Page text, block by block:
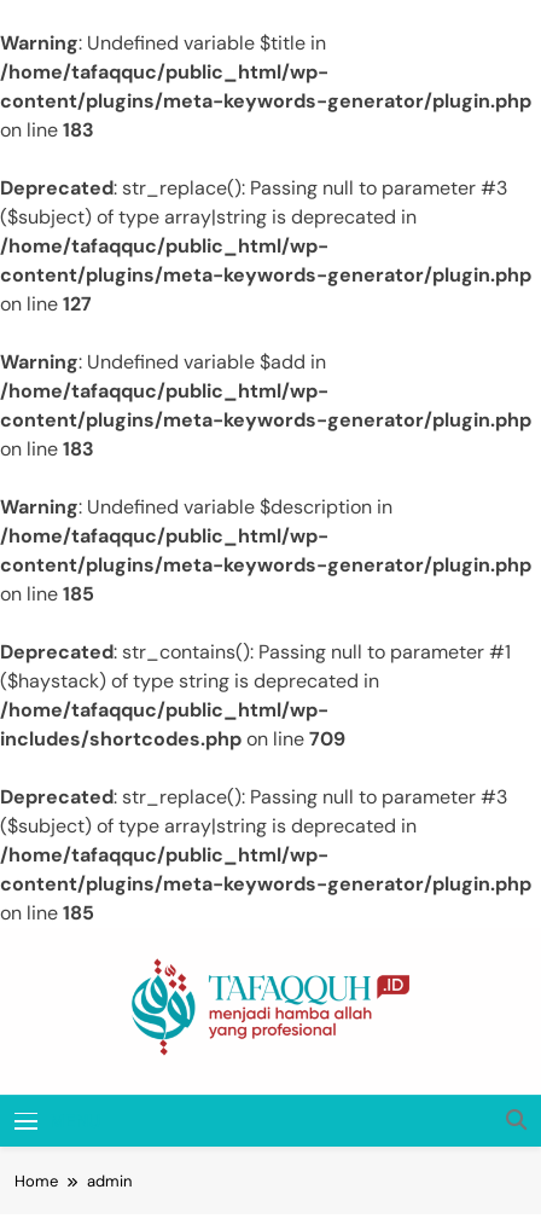
Warning: Undefined variable $title in
/home/tafaqquc/public_html/wp-
content/plugins/meta-keywords-generator/plugin.php
on line183
Deprecated: str_replace(): Passing null to parameter #3
($subject) of type array|string is deprecated in
/home/tafaqquc/public_html/wp-
content/plugins/meta-keywords-generator/plugin.php
on line127
Warning: Undefined variable $add in
/home/tafaqquc/public_html/wp-
content/plugins/meta-keywords-generator/plugin.php
on line183
Warning: Undefined variable $description in
/home/tafaqquc/public_html/wp-
content/plugins/meta-keywords-generator/plugin.php
on line185
Deprecated: str_contains(): Passing null to parameter #1
($haystack) of type string is deprecated in
/home/tafaqquc/public_html/wp-
includes/shortcodes.phpon line709
Deprecated: str_replace(): Passing null to parameter #3
($subject) of type array|string is deprecated in
/home/tafaqquc/public_html/wp-
content/plugins/meta-keywords-generator/plugin.php
on line185
Tafaqquh.ID
Home admin